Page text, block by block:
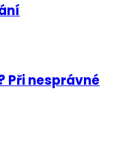
Při nesprávné